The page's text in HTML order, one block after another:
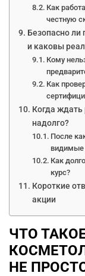
Как
честную
Безопасно ли
и каковы
Кому
Как
Когда ждать
надолго?
После
видимые
Как
курс?
Короткие
акции
ЧТО
НЕ